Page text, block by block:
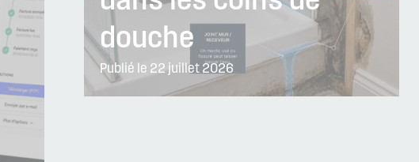
douche
Publié le 22 juillet 2026